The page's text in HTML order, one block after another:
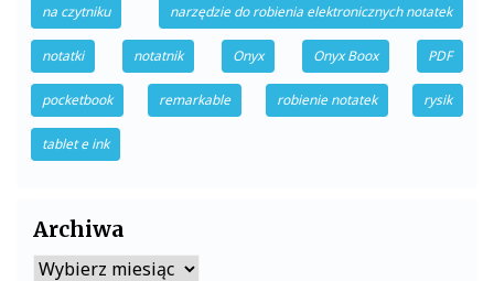
na czytniku narzędzie do robienia elektronicznych notatek
notatki notatnik Onyx Onyx Boox PDF
pocketbook remarkable robienie notatek rysik
tablet e ink
Archiwa
Archiwa